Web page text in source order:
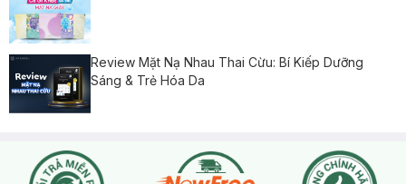
Review Mặt Nạ Nhau Thai Cừu: Bí Kiếp Dưỡng
Sáng & Trẻ Hóa Da